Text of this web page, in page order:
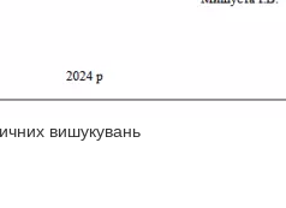
вишукувань